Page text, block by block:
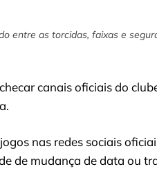
entre as torcidas, faixas e
canais oficiais do
nas redes sociais
de mudança de data ou